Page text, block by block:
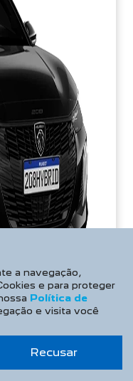
a navegação,
e para proteger
Política de
e visita você
Recusar